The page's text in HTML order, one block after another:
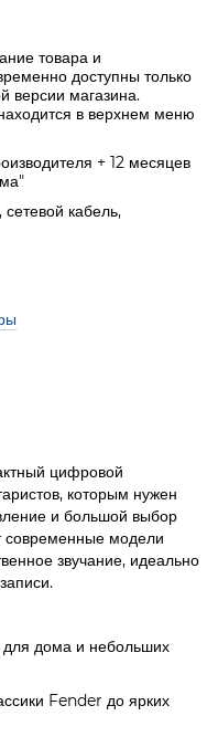
товара и
доступны только
версии магазина.
в верхнем меню
+ 12 месяцев
кабель,
цифровой
которым нужен
и большой выбор
современные модели
звучание, идеально
дома и небольших
Fender до ярких